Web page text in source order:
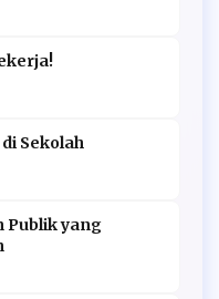
Sekolah
Publik yang